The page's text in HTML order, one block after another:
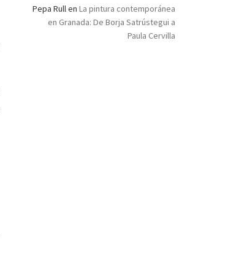
Pepa Rullen La pintura contemporánea
en Granada: De Borja Satrústegui a
Paula Cervilla